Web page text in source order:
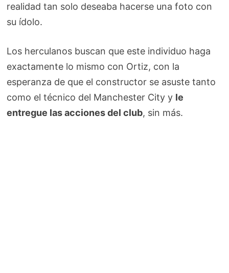
realidad tan solo deseaba hacerse una foto con
su ídolo.
Los herculanos buscan que este individuo haga
exactamente lo mismo con Ortiz, con la
esperanza de que el constructor se asuste tanto
como el técnico del Manchester City y le
entregue las acciones del club, sin más.